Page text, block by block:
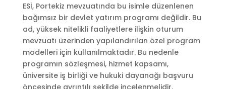
ESİ, Portekiz mevzuatında bu isimle düzenlenen
bağımsız bir devlet yatırım programı değildir. Bu
ad, yüksek nitelikli faaliyetlere ilişkin oturum
mevzuatı üzerinden yapılandırılan özel program
modelleri için kullanılmaktadır. Bu nedenle
programın sözleşmesi, hizmet kapsamı,
üniversite iş birliği ve hukuki dayanağı başvuru
öncesinde ayrıntılı şekilde incelenmelidir.